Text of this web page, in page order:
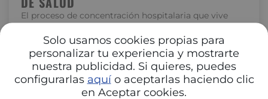
Solo usamos cookies propias para
personalizar tu experiencia y mostrarte
nuestra publicidad. Si quieres, puedes
configurarlas aquío aceptarlas haciendo clic
en Aceptar cookies.
El proceso de concentración hospitalaria que vive
España está transformando la relación entre
hospitales y aseguradoras. La unión de centros…